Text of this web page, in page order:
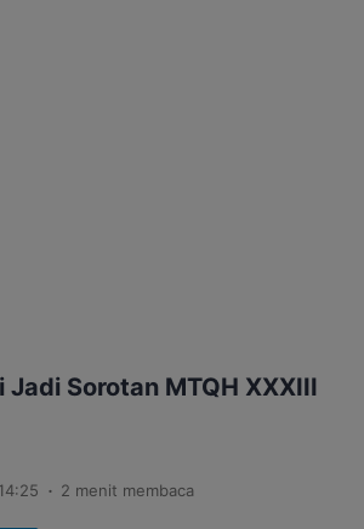
Jadi Sorotan MTQH XXXIII
. 2 menit membaca